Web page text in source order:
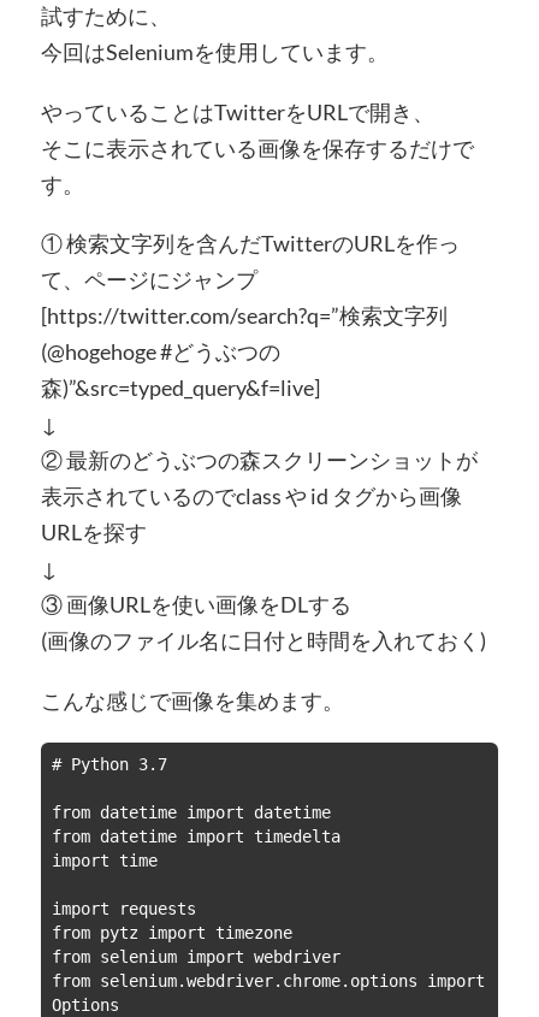
試すために、
今回はSeleniumを使用しています。
やっていることはTwitterをURLで開き、
そこに表示されている画像を保存するだけで
す。
① 検索文字列を含んだTwitterのURLを作っ
て、ページにジャンプ
[https://twitter.com/search?q=”検索文字列
(@hogehoge #どうぶつの
森)”&src=typed_query&f=live]
↓
② 最新のどうぶつの森スクリーンショットが
表示されているのでclass や id タグから画像
URLを探す
↓
③ 画像URLを使い画像をDLする
(画像のファイル名に日付と時間を入れておく)
こんな感じで画像を集めます。
# Python 3.7
from datetime import datetime
from datetime import timedelta
import time
import requests
from pytz import timezone
from selenium import webdriver
from selenium.webdriver.chrome.options import
Options